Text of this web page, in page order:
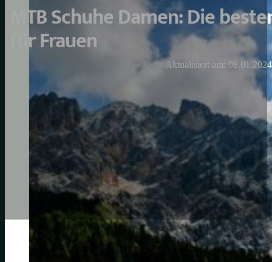
MTB Schuhe Damen: Die
für Frauen
Aktualisiert am: 08.01.2024